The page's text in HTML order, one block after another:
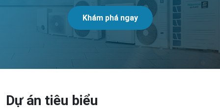
Khám phá ngay
Dự án tiêu biểu